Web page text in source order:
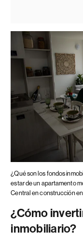
¿Qué son los fondos
estar de un apartamento
Central en construcción en
¿Cómo
inmobiliario?